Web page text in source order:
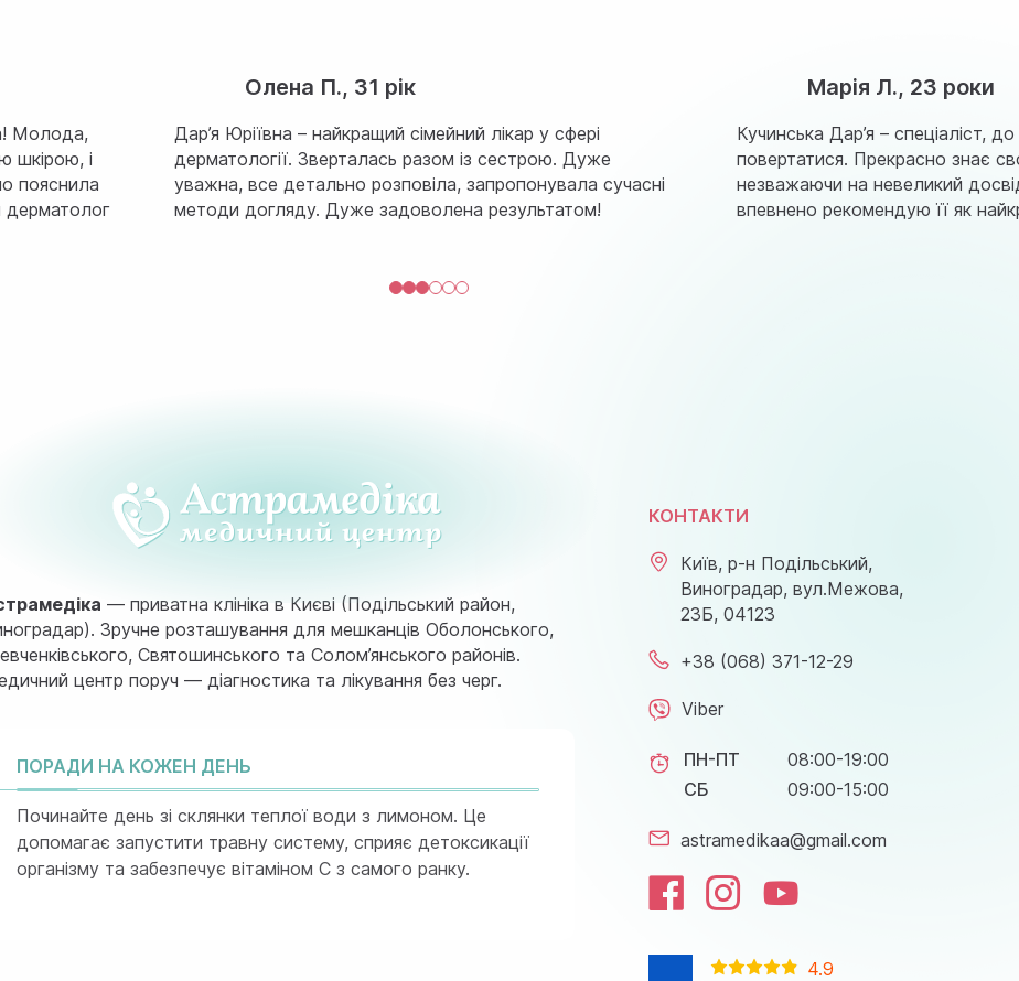
Молода,
шкірою, і
пояснила
дерматолог
Олена П., 31 рік
Дар’я Юріївна – найкращий сімейний лікар у сфері
дерматології. Зверталась разом із сестрою. Дуже
уважна, все детально розповіла, запропонувала сучасні
методи догляду. Дуже задоволена результатом!
Марія Л., 23 роки
Кучинська Дар’я – спеціаліст,
повертатися. Прекрасно знає
незважаючи на невеликий
впевнено рекомендую її як
— приватна клініка в Києві (Подільський район,
Зручне розташування для мешканців Оболонського,
Святошинського та Солом’янського районів.
центр поруч — діагностика та лікування без черг.
ПОРАДИ НА КОЖЕН ДЕНЬ
Починайте день зі склянки теплої води з лимоном. Це
допомагає запустити травну систему, сприяє детоксикації
організму та забезпечує вітаміном C з самого ранку.
КОНТАКТИ
Київ, р-н Подільський,
Виноградар, вул.Межова,
23Б, 04123
+38 (068) 371-12-29
Viber
ПН-ПТ
08:00-19:00
СБ
09:00-15:00
astramedikaa@gmail.com
4.9